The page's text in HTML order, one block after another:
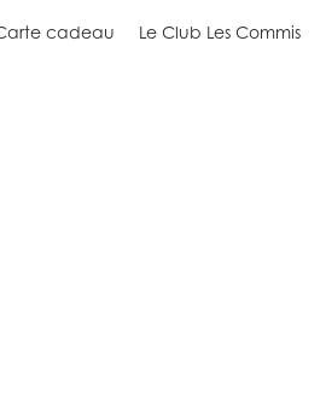
cadeau Le Club Les Commis